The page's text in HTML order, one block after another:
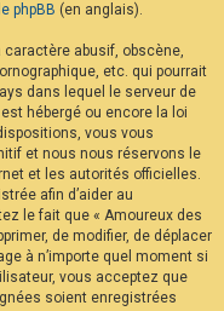
phpBB (en anglais).
abusif, obscène,
etc. qui pourrait
dans lequel le serveur de
hébergé ou encore la loi
vous vous
et nous nous réservons le
et les autorités officielles.
afin d’aider au
le fait que « Amoureux des
de modifier, de déplacer
à n’importe quel moment si
vous acceptez que
soient enregistrées